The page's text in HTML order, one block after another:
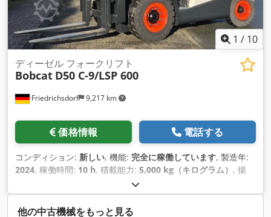
1 / 10
Friedrichsdorf 9,217 km
ディーゼル フォークリフト
Bobcat D50 C-9/LSP 600
価格情報 電話する
コンディション: 新しい, 機能: 完全に稼働しています, 製造年:
2024, 稼働時間: 10 h, 積載能力: 5,000 kg（キログラム） , 揚
1,130 mm
ゼル, マスト型式:トリプレックス, 建設高:2,470 mm, 出力:55
キロワット (74.78 馬力) , フォークキャリッジ幅:
他の中古機械をもっと見る